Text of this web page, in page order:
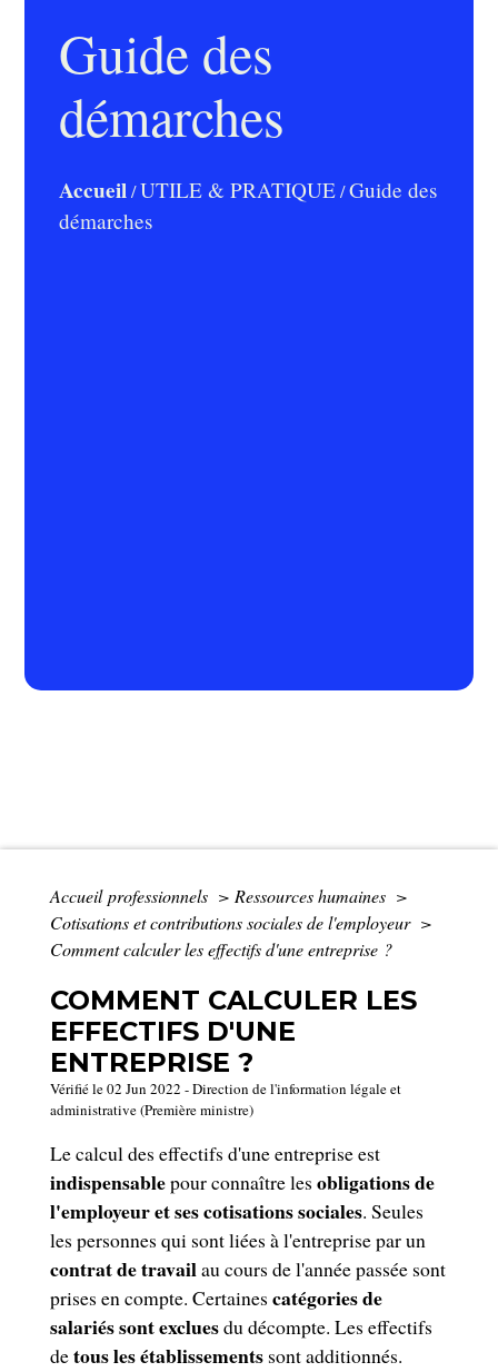
Guide des
démarches
Accueil/UTILE & PRATIQUE/Guide des
démarches
Accueil professionnels > Ressources humaines >
Cotisations et contributions sociales de l'employeur >
Comment calculer les effectifs d'une entreprise ?
COMMENT CALCULER LES
EFFECTIFS D'UNE
ENTREPRISE ?
Vérifié le 02 Jun 2022 - Direction de l'information légale et
administrative (Première ministre)
Le calcul des effectifs d'une entreprise est
indispensablepour connaître les obligations de
l'employeur et ses cotisations sociales. Seules
les personnes qui sont liées à l'entreprise par un
contrat de travailau cours de l'année passée sont
prises en compte. Certaines catégories de
salariés sont excluesdu décompte. Les effectifs
detous les établissements sont additionnés.